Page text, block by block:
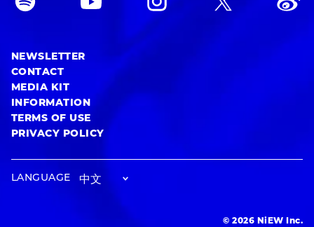
NEWSLETTER
CONTACT
MEDIA KIT
INFORMATION
TERMS OF USE
PRIVACY POLICY
LANGUAGE
© 2026 NiEW Inc.